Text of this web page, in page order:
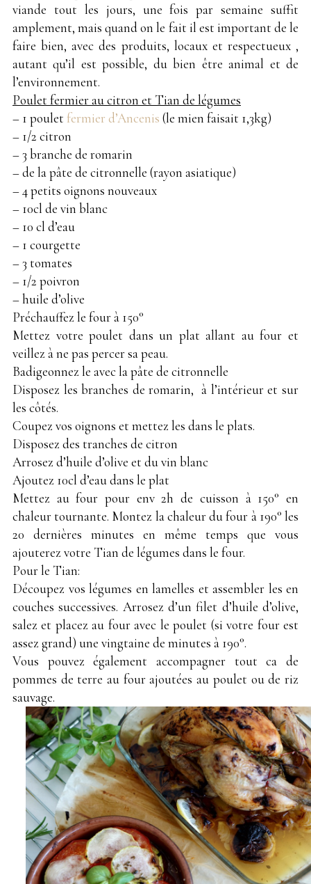
viande tout les jours, une fois par semaine suffit
amplement, mais quand on le fait il est important de le
faire bien, avec des produits, locaux et respectueux ,
autant qu’il est possible, du bien être animal et de
l’environnement.
Poulet fermier au citron et Tian de légumes
– 1 poulet fermier d’Ancenis (le mien faisait 1,3kg)
– 1/2 citron
– 3 branche de romarin
– de la pâte de citronnelle (rayon asiatique)
– 4 petits oignons nouveaux
– 10cl de vin blanc
– 10 cl d’eau
– 1 courgette
– 3 tomates
– 1/2 poivron
– huile d’olive
Préchauffez le four à 150°
Mettez votre poulet dans un plat allant au four et
veillez à ne pas percer sa peau.
Badigeonnez le avec la pâte de citronnelle
Disposez les branches de romarin, à l’intérieur et sur
les côtés.
Coupez vos oignons et mettez les dans le plats.
Disposez des tranches de citron
Arrosez d’huile d’olive et du vin blanc
Ajoutez 10cl d’eau dans le plat
Mettez au four pour env 2h de cuisson à 150° en
chaleur tournante. Montez la chaleur du four à 190° les
20 dernières minutes en même temps que vous
ajouterez votre Tian de légumes dans le four.
Pour le Tian:
Découpez vos légumes en lamelles et assembler les en
couches successives. Arrosez d’un filet d’huile d’olive,
salez et placez au four avec le poulet (si votre four est
assez grand) une vingtaine de minutes à 190°.
Vous pouvez également accompagner tout ca de
pommes de terre au four ajoutées au poulet ou de riz
sauvage.